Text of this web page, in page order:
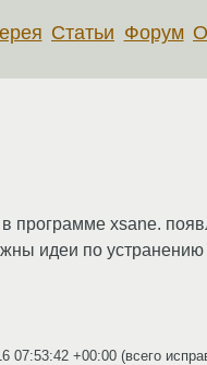
Статьи Форум
программе xsane.
идеи по устранению
07:53:42 +00:00 (всего